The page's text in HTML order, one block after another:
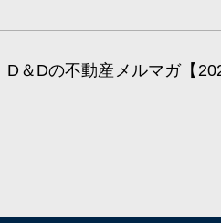
D＆Dの不動産メルマガ【